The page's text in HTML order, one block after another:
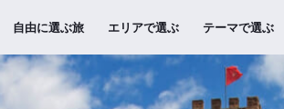
自由に選ぶ旅 エリアで選ぶ テーマで選ぶ